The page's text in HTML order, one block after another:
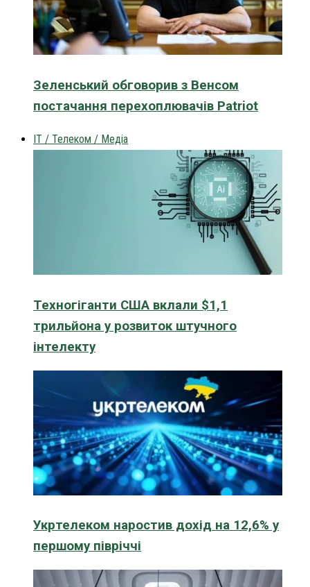
Зеленський обговорив з Венсом
постачання перехоплювачів Patriot
IT / Телеком / Медіа
Техногіганти США вклали $1,1
трильйона у розвиток штучного
інтелекту
Укртелеком наростив дохід на 12,6% у
першому півріччі